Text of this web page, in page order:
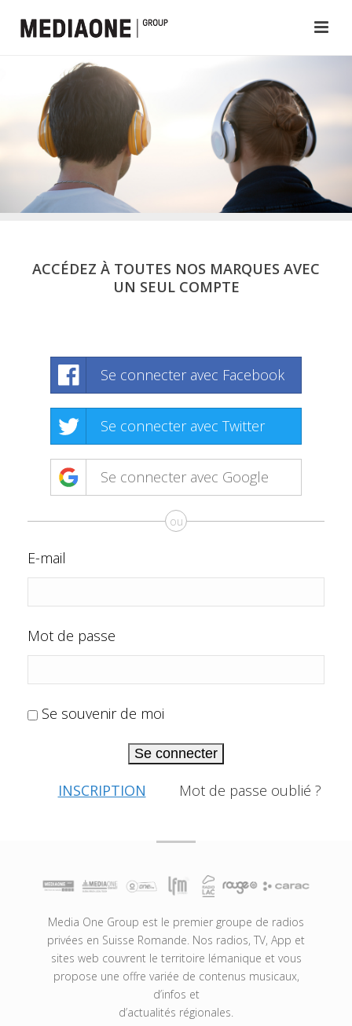
ACCÉDEZ À TOUTES NOS MARQUES AVEC
UN SEUL COMPTE
Se connecter avec Facebook
Se connecter avec Twitter
Se connecter avec Google
ou
E-mail
Mot de passe
Se souvenir de moi
Se connecter
INSCRIPTION Mot de passe oublié ?
Media One Group est le premier groupe de radios
privées en Suisse Romande. Nos radios, TV, App et
sites web couvrent le territoire lémanique et vous
propose une offre variée de contenus musicaux,
d’infos et
d’actualités régionales.